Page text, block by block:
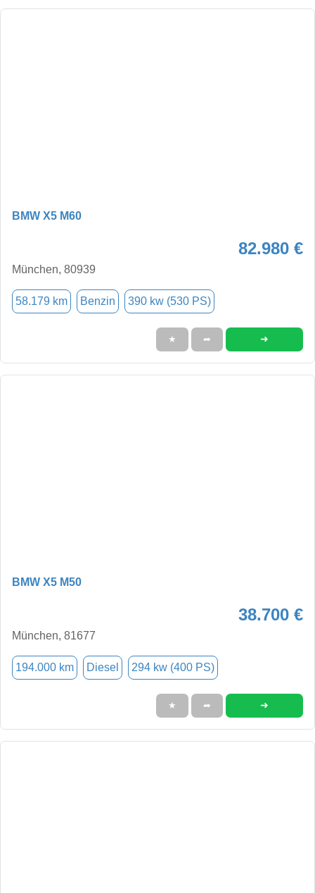
BMW X5 M60
82.980 €
München, 80939
58.179 km Benzin 390 kw (530 PS)
★ ➦ ➜
BMW X5 M50
38.700 €
München, 81677
194.000 km Diesel 294 kw (400 PS)
★ ➦ ➜